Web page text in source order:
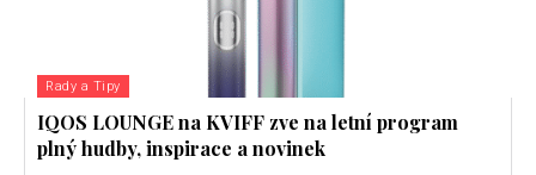
Rady a Tipy
IQOS LOUNGE na KVIFF zve na letní program
plný hudby, inspirace a novinek